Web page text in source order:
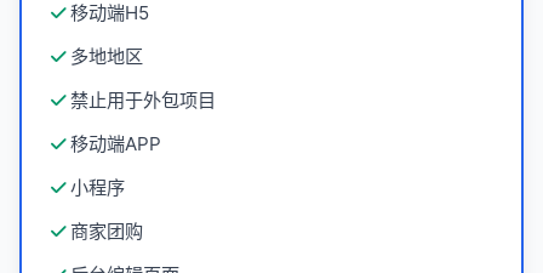
移动端H5
多地地区
禁止用于外包项目
移动端APP
小程序
商家团购